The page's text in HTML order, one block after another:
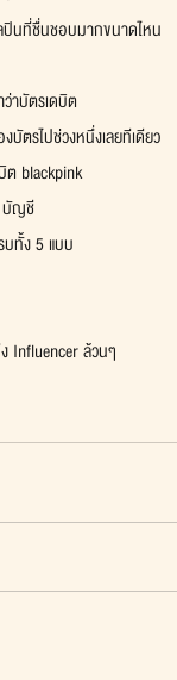
ปินที่ชื่นชอบมากขนาดไหน
าบัตรเดบิต
ตรไปช่วงหนึ่งเลยทีเดียว
blackpink
บัญชี
บทั้ง 5 แบบ
Influencer ล้วนๆ